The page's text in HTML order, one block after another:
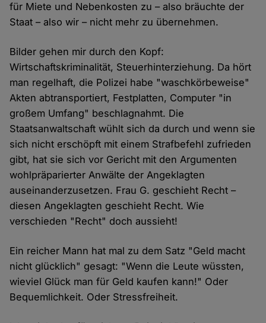
für Miete und Nebenkosten zu – also bräuchte der
Staat – also wir – nicht mehr zu übernehmen.
Bilder gehen mir durch den Kopf:
Wirtschaftskriminalität, Steuerhinterziehung. Da hört
man regelhaft, die Polizei habe "waschkörbeweise"
Akten abtransportiert, Festplatten, Computer "in
großem Umfang" beschlagnahmt. Die
Staatsanwaltschaft wühlt sich da durch und wenn sie
sich nicht erschöpft mit einem Strafbefehl zufrieden
gibt, hat sie sich vor Gericht mit den Argumenten
wohlpräparierter Anwälte der Angeklagten
auseinanderzusetzen. Frau G. geschieht Recht –
diesen Angeklagten geschieht Recht. Wie
verschieden "Recht" doch aussieht!
Ein reicher Mann hat mal zu dem Satz "Geld macht
nicht glücklich" gesagt: "Wenn die Leute wüssten,
wieviel Glück man für Geld kaufen kann!" Oder
Bequemlichkeit. Oder Stressfreiheit.